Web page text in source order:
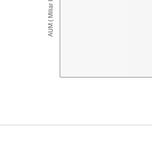
AUM ( Miliar IDR )